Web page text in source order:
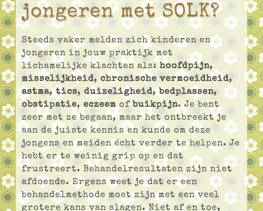
jongeren met SOLK?
Steeds vaker melden zich kinderen en
jongeren in jouw praktijk met
lichamelijke klachten als:hoofdpijn,
misselijkheid,chronische vermoeidheid,
astma,tics,duizeligheid,bedplassen,
obstipatie,eczeemof buikpijn. Je bent
zeer met ze begaan, maar het ontbreekt je
aan de juiste kennis en kunde om deze
jongens en meiden écht verder te helpen. Je
hebt er te weinig grip op en dat
frustreert. Behandelresultaten zijn niet
afdoende. Ergens weet je dat er een
behandelmethode moet zijn met een veel
grotere kans van slagen. Niet af en toe,